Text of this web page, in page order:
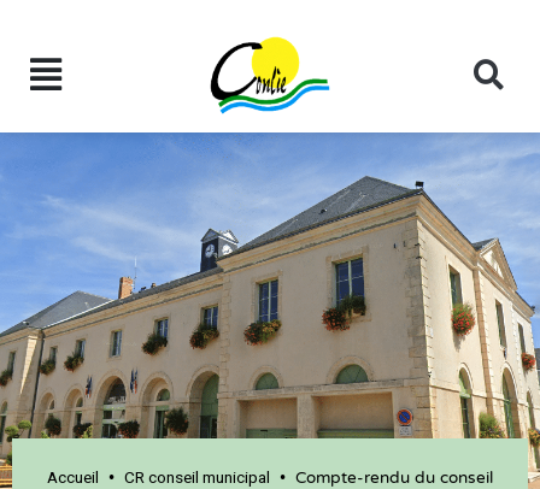
Accueil • CR conseil municipal • Compte-rendu du conseil